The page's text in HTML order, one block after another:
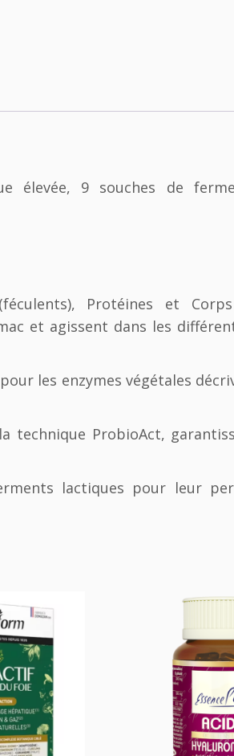
élevée, 9 souches de
Protéines et
et agissent dans les
les enzymes végétales
technique ProbioAct,
lactiques pour leur